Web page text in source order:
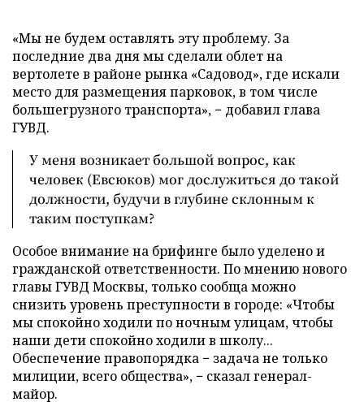
«Мы не будем оставлять эту проблему. За
последние два дня мы сделали облет на
вертолете в районе рынка «Садовод», где искали
место для размещения парковок, в том числе
большегрузного транспорта», − добавил глава
ГУВД.
У меня возникает большой вопрос, как
человек (Евсюков) мог дослужиться до такой
должности, будучи в глубине склонным к
таким поступкам?
Особое внимание на брифинге было уделено и
гражданской ответственности. По мнению нового
главы ГУВД Москвы, только сообща можно
снизить уровень преступности в городе: «Чтобы
мы спокойно ходили по ночным улицам, чтобы
наши дети спокойно ходили в школу...
Обеспечение правопорядка − задача не только
милиции, всего общества», − сказал генерал-
майор.